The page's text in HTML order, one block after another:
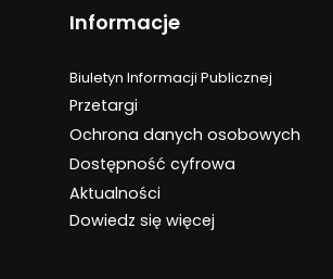
Informacje
Biuletyn Informacji Publicznej
Przetargi
Ochrona danych osobowych
Dostępność cyfrowa
Aktualności
Dowiedz się więcej